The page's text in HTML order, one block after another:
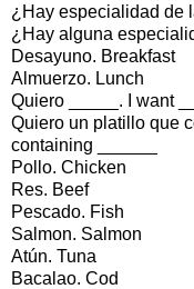
¿Hay especialidad de
¿Hay alguna
Desayuno. Breakfast
Almuerzo. Lunch
Quiero _____. I want
Quiero un platillo que
containing ______
Pollo. Chicken
Res. Beef
Pescado. Fish
Salmon. Salmon
Atún. Tuna
Bacalao. Cod